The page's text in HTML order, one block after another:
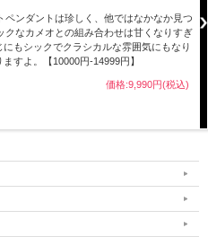
ペンダントは珍しく、他ではなかなか見つ
クなカメオとの組み合わせは甘くなりすぎ
もシックでクラシカルな雰囲気にもなり
すよ。【10000円-14999円】
価格:9,990円(税込)